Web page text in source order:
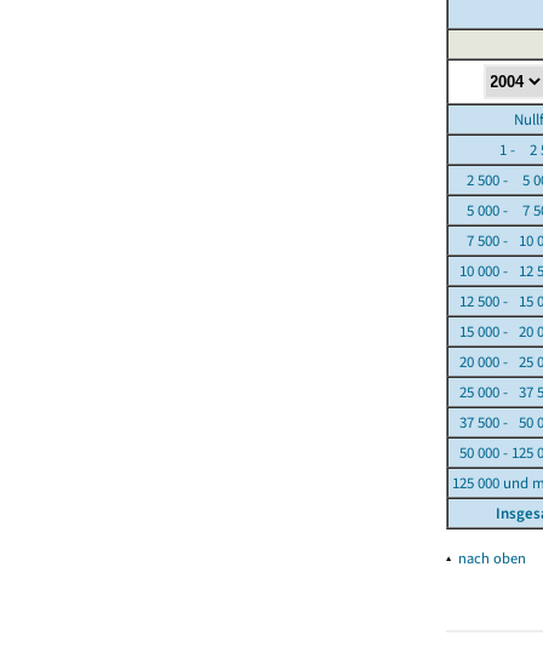
1 - 2
2 500 - 5
5 000 - 7
7 500 - 10
10 000 - 12
12 500 - 15
15 000 - 20
20 000 - 25
25 000 - 37
37 500 - 50
50 000 - 125
125 000 und
▴ nach oben